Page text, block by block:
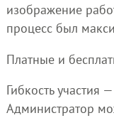
изображение
процесс был
Платные и
Гибкость
Администратор